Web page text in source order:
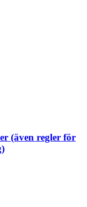
(även regler för